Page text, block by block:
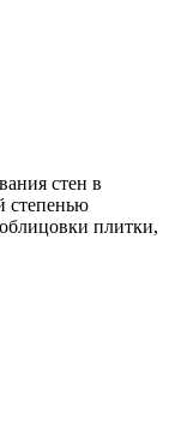
стен в
степенью
плитки,